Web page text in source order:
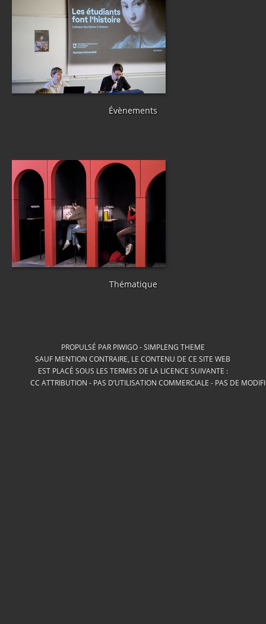
Évènements
Thématique
PROPULSÉ PAR PIWIGO-SIMPLENG THEME
SAUF MENTION CONTRAIRE, LE CONTENU DE CE SITE WEB
EST PLACÉ SOUS LES TERMES DE LA LICENCE SUIVANTE :
CC ATTRIBUTION - PAS D’UTILISATION COMMERCIALE - PAS DE